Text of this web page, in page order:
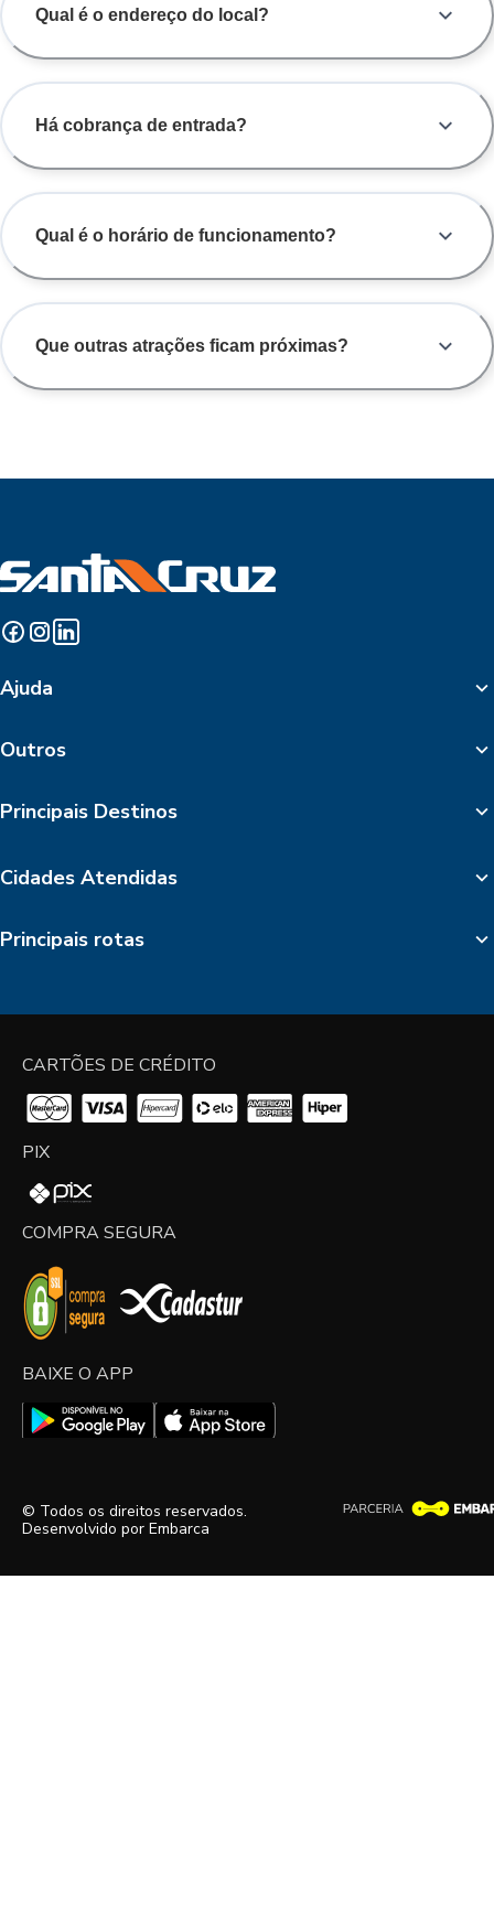
Qual é o endereço do local?
Há cobrança de entrada?
Qual é o horário de funcionamento?
Que outras atrações ficam próximas?
Ajuda
Outros
Principais Destinos
Cidades Atendidas
Principais rotas
CARTÕES DE CRÉDITO
PIX
COMPRA SEGURA
BAIXE O APP
© Todos os direitos reservados.
Desenvolvido por Embarca